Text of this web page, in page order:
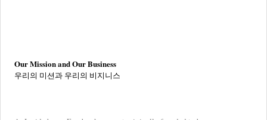
Our Mission and Our Business
우리의 미션과 우리의 비지니스